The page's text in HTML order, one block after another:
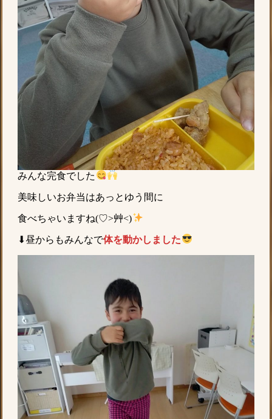
みんな完食でした
美味しいお弁当はあっとゆう間に
食べちゃいますね(♡>艸<)
⬇昼からもみんなで体を動かしました